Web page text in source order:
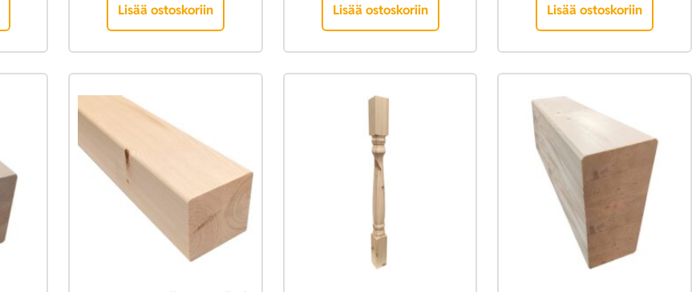
Lisää ostoskoriin Lisää ostoskoriin Lisää ostoskoriin